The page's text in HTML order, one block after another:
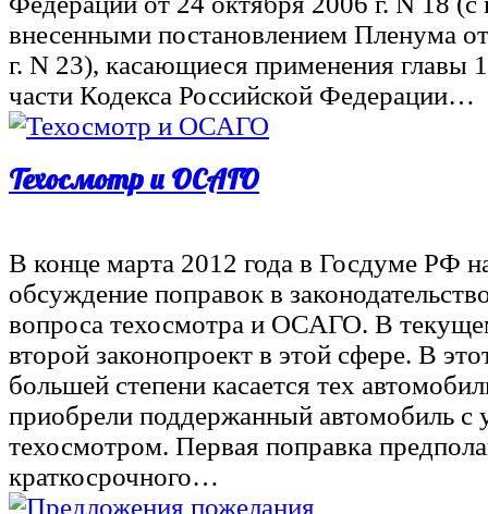
внесенными постановлением Пленума
г. N 23), касающиеся применения главы
части Кодекса Российской Федерации…
Техосмотр и ОСАГО
В конце марта 2012 года в Госдуме РФ
обсуждение поправок в
вопроса техосмотра и ОСАГО. В
второй законопроект в этой сфере. В
большей степени касается тех
приобрели поддержанный автомобиль с
техосмотром. Первая поправка
краткосрочного…